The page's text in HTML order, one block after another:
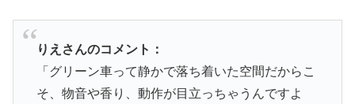
りえさんのコメント：
「グリーン車って静かで落ち着いた空間だからこ
そ、物音や香り、動作が目立っちゃうんですよ